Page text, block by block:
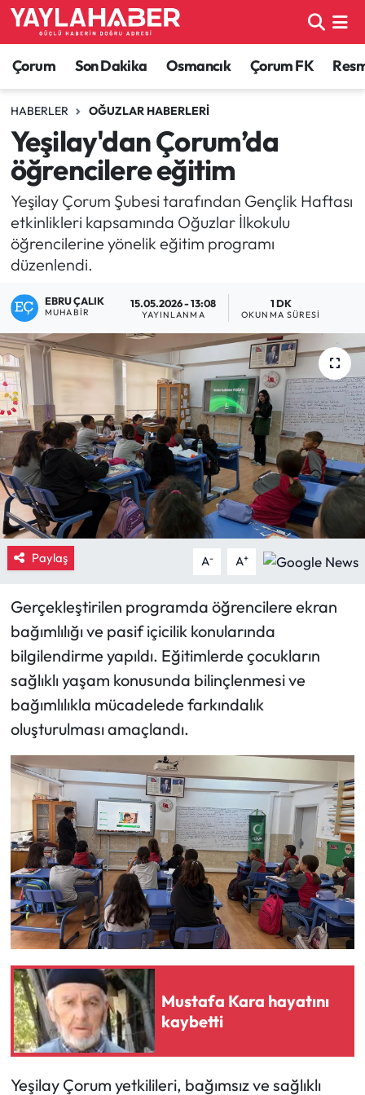
Çorum Son Dakika Osmancık Çorum FK
HABERLER OĞUZLAR HABERLERI
Yeşilay'dan Çorum’da
öğrencilere eğitim
Yeşilay Çorum Şubesi tarafından Gençlik Haftası
etkinlikleri kapsamında Oğuzlar İlkokulu
öğrencilerine yönelik eğitim programı
düzenlendi.
EBRU ÇALIK
MUHABIR
15.05.2026 - 13:08
YAYINLANMA
1 DK
OKUNMA SÜRESI
Paylaş A- A+
Gerçekleştirilen programda öğrencilere ekran
bağımlılığı ve pasif içicilik konularında
bilgilendirme yapıldı. Eğitimlerde çocukların
sağlıklı yaşam konusunda bilinçlenmesi ve
bağımlılıkla mücadelede farkındalık
oluşturulması amaçlandı.
Mustafa Kara hayatını
kaybetti
Yeşilay Çorum yetkilileri, bağımsız ve sağlıklı
Alaca Haberleri
Bayat Haberleri
Bilgi - Keşfet Haberleri
Bilim ve Teknoloji
Boğazkale Haberleri
Çorum Haberleri
Çorum Son Dakika Haberleri
Dodurga Haberleri
Eğitim
Ekonomi
Güncel
İskilip Haberleri
Kargı Haberleri
Kimdir?
Kültür Sanat
Laçin Haberleri
Magazin
Mecitözü Haberleri
Oğuzlar Haberleri
Ortaköy Haberleri
Osmancık Haberleri
Otomotiv
Resmi İlan
Resmi Reklam
Sağlık
Çorum Nöbetçi Eczaneler
Çorum Hava Durumu
Çorum Namaz Vakitleri
Çorum Trafik Yoğunluk Haritası
TFF 1.Lig Puan Durumu ve Fikstür
Tüm Manşetler
Son Dakika Haberleri
Haber Arşivi